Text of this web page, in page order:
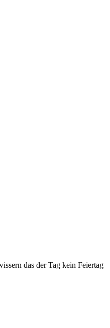
das der Tag kein Feiertag